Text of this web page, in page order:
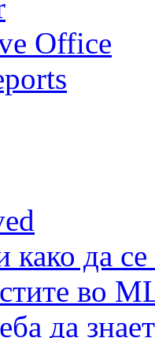
Office
како да
во
да